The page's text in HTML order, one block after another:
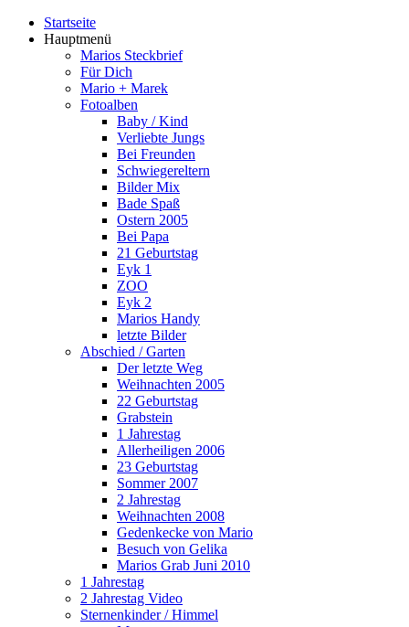
Startseite
Hauptmenü
Marios Steckbrief
Für Dich
Mario + Marek
Fotoalben
Baby / Kind
Verliebte Jungs
Bei Freunden
Schwiegereltern
Bilder Mix
Bade Spaß
Ostern 2005
Bei Papa
21 Geburtstag
Eyk 1
ZOO
Eyk 2
Marios Handy
letzte Bilder
Abschied / Garten
Der letzte Weg
Weihnachten 2005
22 Geburtstag
Grabstein
1 Jahrestag
Allerheiligen 2006
23 Geburtstag
Sommer 2007
2 Jahrestag
Weihnachten 2008
Gedenkecke von Mario
Besuch von Gelika
Marios Grab Juni 2010
1 Jahrestag
2 Jahrestag Video
Sternenkinder / Himmel